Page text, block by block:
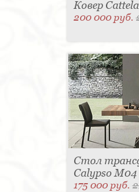
Ковер
200 000 руб.
Стол
Calypso M04
175 000 руб.